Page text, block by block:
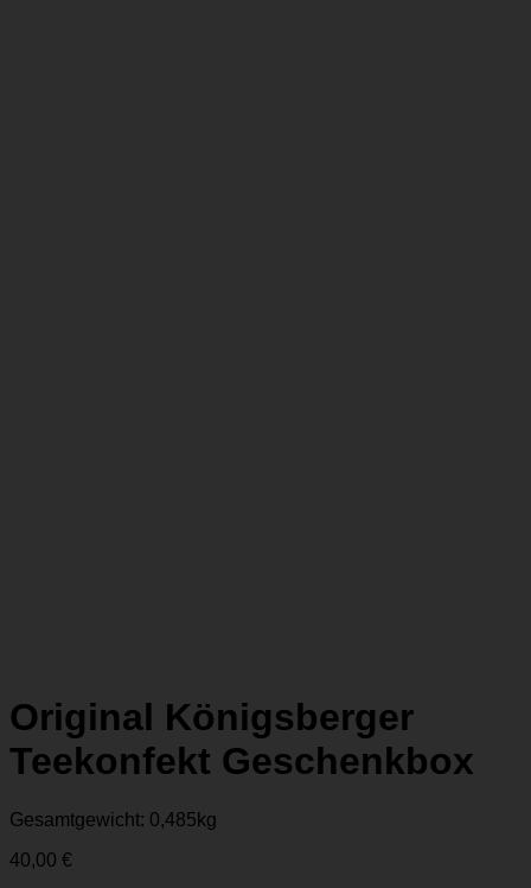
Original Königsberger
Teekonfekt Geschenkbox
Gesamtgewicht: 0,485 kg
40,00 €